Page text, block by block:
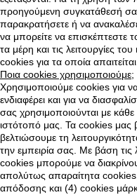
προηγούμενη συγκατάθεσή
παρακρατήσετε ή να
να μπορείτε να επισκέπτεστε
τα μέρη και τις λειτουργίες
cookies για τα οποία
Ποια cookies χρησιμοποιούμε;
Χρησιμοποιούμε cookies για
ενδιαφέρει και για να
σας χρησιμοποιούνται με
ιστότοπό μας. Τα cookies μας
βελτιώσουμε τη
την εμπειρία σας. Με βάση τις
cookies μπορούμε να
απολύτως απαραίτητα
απόδοσης και (4) cookies